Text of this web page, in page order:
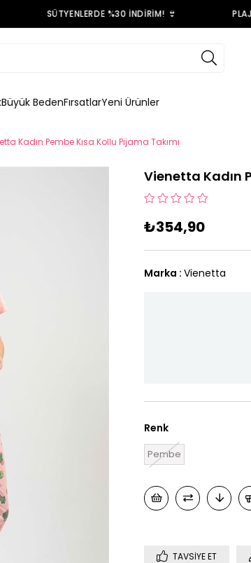
SÜTYENLERDE %30 İNDİRİM! 👙 PLAJ
Büyük BedenFırsatlarYeni Ürünler
Kadın Pembe Kısa Kollu Pijama Takımı
Vienetta Kadın
₺354,90
Marka : Vienetta
Renk
Pembe
TAVSIYE ET